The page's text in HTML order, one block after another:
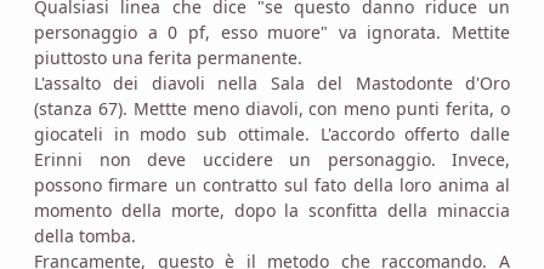
Qualsiasi linea che dice "se questo danno riduce un
personaggio a 0 pf, esso muore" va ignorata. Mettite
piuttosto una ferita permanente.
L'assalto dei diavoli nella Sala del Mastodonte d'Oro
(stanza 67). Mettte meno diavoli, con meno punti ferita, o
giocateli in modo sub ottimale. L'accordo offerto dalle
Erinni non deve uccidere un personaggio. Invece,
possono firmare un contratto sul fato della loro anima al
momento della morte, dopo la sconfitta della minaccia
della tomba.
Francamente, questo è il metodo che raccomando. A